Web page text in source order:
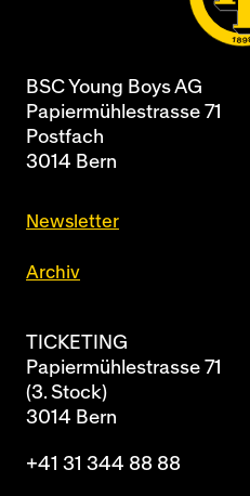
BSC Young Boys AG
Papiermühlestrasse 71
Postfach
3014 Bern
Newsletter
Archiv
TICKETING
Papiermühlestrasse 71
(3. Stock)
3014 Bern
+41 31 344 88 88